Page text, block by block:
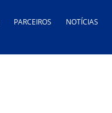
PARCEIROS NOTÍCIAS